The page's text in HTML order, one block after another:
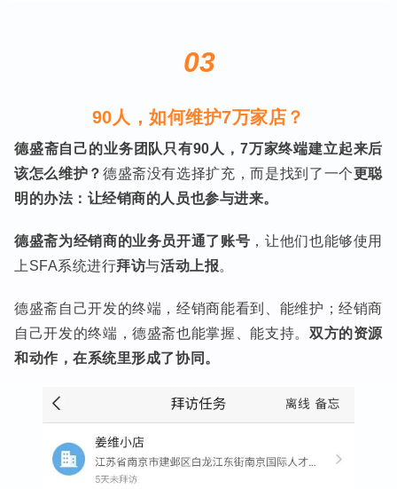
03
90人，如何维护7万家店？
德盛斋自己的业务团队只有90人，7万家终端建立起来后
该怎么维护？ 德盛斋没有选择扩充，而是找到了一个更聪
明的办法：让经销商的人员也参与进来。
德盛斋为经销商的业务员开通了账号 ，让他们也能够使用
上SFA系统进行拜访与活动上报。
德盛斋自己开发的终端，经销商能看到、能维护；经销商
自己开发的终端，德盛斋也能掌握、能支持。 双方的资源
和动作，在系统里形成了协同。